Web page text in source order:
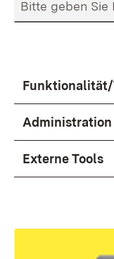
Administration
Externe Tools